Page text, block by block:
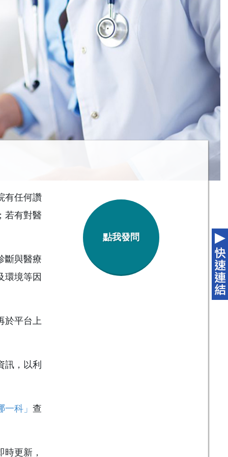
有任何讚
若有對醫
斷與醫療
環境等因
於平台上
，以利
一科」 查
更新，
點我發問